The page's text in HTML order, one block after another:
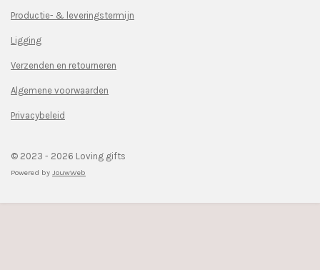
Productie- & leveringstermijn
Ligging
Verzenden en retourneren
Algemene voorwaarden
Privacybeleid
© 2023 - 2026 Loving gifts
Powered by JouwWeb